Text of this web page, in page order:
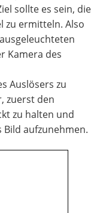
sollte es sein, die
zu ermitteln. Also
Kamera des
Auslösers zu
zuerst den
zu halten und
Bild aufzunehmen.